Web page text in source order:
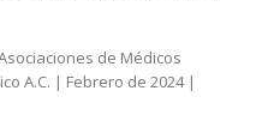
de Médicos
A.C. | Febrero de 2024 |